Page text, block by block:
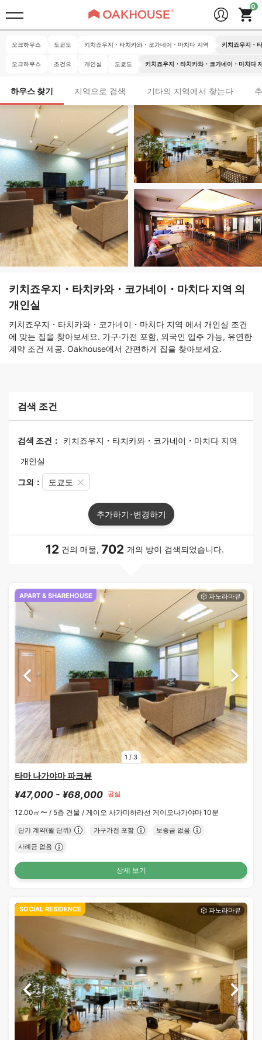
오크하우스 도쿄도 키치죠우지・타치카와・코가네이・마치다 지역 키치죠우지・
오크하우스 조건으 개인실 도쿄도 키치죠우지・타치카와・코가네이・마치다
하우스 찾기 지역으로 검색 기타의 지역에서 찾는다
키치죠우지・타치카와・코가네이・마치다 지역 의
개인실
키치죠우지・타치카와・코가네이・마치다 지역 에서 개인실 조건
에 맞는 집을 찾아보세요. 가구·가전 포함, 외국인 입주 가능, 유연한
계약 조건 제공. Oakhouse에서 간편하게 집을 찾아보세요.
검색 조건
검색 조건： 키치죠우지・타치카와・코가네이・마치다 지역
개인실
그외： 도쿄도
추가하기･변경하기
12 건의 매물, 702 개의 방이 검색되었습니다.
1 / 3
APART & SHAREHOUSE
타마 나가야마 파크뷰
¥47,000 - ¥68,000 공실
12.00㎡〜 / 5층 건물 / 게이오 사가미하라선 게이오나가야마 10분
단기 계약(월 단위) 가구가전 포함 보증금 없음
사례금 없음
상세 보기
SOCIAL RESIDENCE